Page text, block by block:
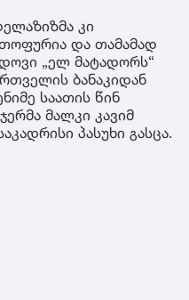
კი
და თამამად
„ელ მატადორს“
ბანაკიდან
საათის წინ
მალკი კავიმ
პასუხი გასცა.